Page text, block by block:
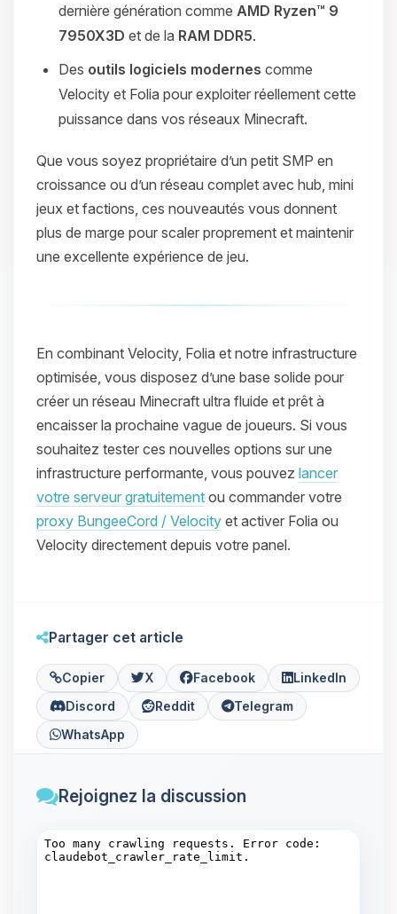
dernière génération comme AMD Ryzen™ 9
7950X3D et de la RAM DDR5.
Des outils logiciels modernes comme
Velocity et Folia pour exploiter réellement cette
puissance dans vos réseaux Minecraft.
Que vous soyez propriétaire d’un petit SMP en
croissance ou d’un réseau complet avec hub, mini
jeux et factions, ces nouveautés vous donnent
plus de marge pour scaler proprement et maintenir
une excellente expérience de jeu.
En combinant Velocity, Folia et notre infrastructure
optimisée, vous disposez d’une base solide pour
créer un réseau Minecraft ultra fluide et prêt à
encaisser la prochaine vague de joueurs. Si vous
souhaitez tester ces nouvelles options sur une
infrastructure performante, vous pouvez lancer
votre serveur gratuitement ou commander votre
proxy BungeeCord / Velocity et activer Folia ou
Velocity directement depuis votre panel.
Partager cet article
Copier X Facebook
LinkedIn
Discord
Reddit
Telegram
WhatsApp
Rejoignez la discussion